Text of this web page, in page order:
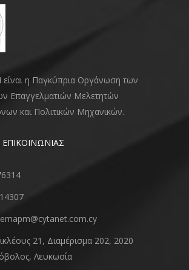
η Παγκύπρια Οργάνωση των
Επαγγελματιών Μελετητών
και Πολιτικών Μηχανικών.
ΕΠΙΚΟΙΝΩΝΙΑΣ
21, Διαμέρισμα 202, 2020
Λευκωσία